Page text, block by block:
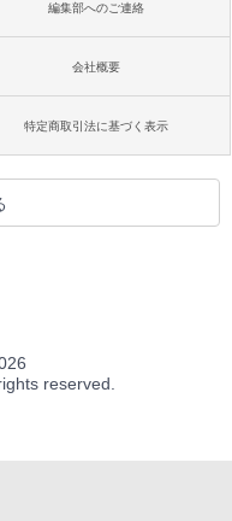
編集部へのご連絡
会社概要
特定商取引法に基づく表示
reserved.